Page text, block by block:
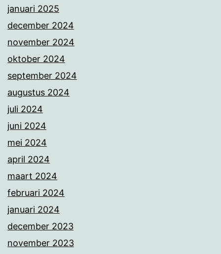
januari 2025
december 2024
november 2024
oktober 2024
september 2024
augustus 2024
juli 2024
juni 2024
mei 2024
april 2024
maart 2024
februari 2024
januari 2024
december 2023
november 2023